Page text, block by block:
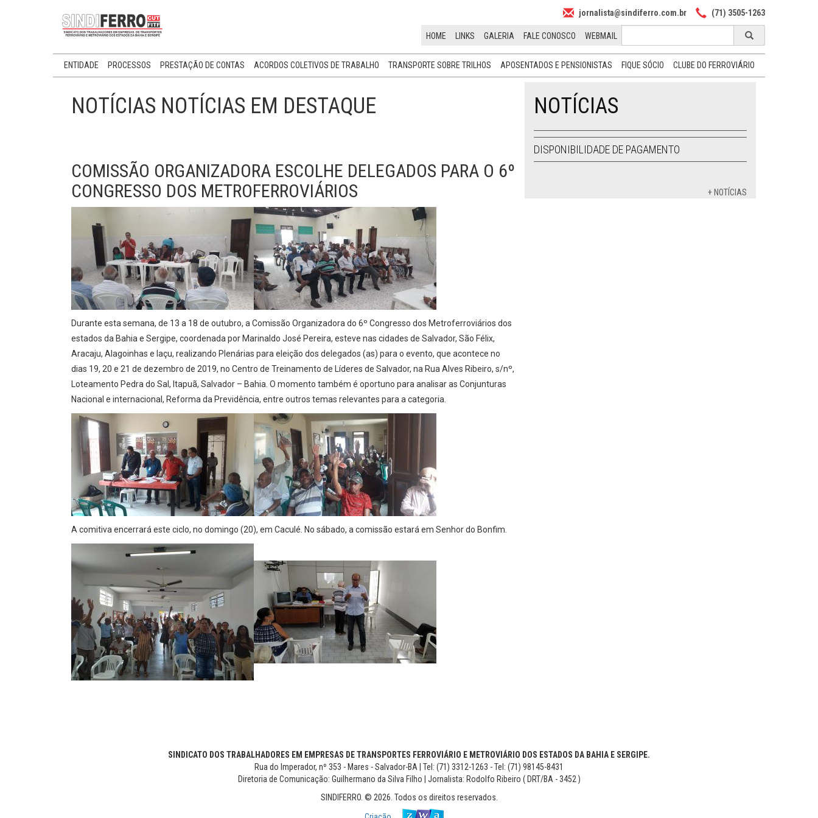
jornalista@sindiferro.com.br (71) 3505-1263
HOME LINKS GALERIA FALE CONOSCO WEBMAIL
ENTIDADE PROCESSOS PRESTAÇÃO DE CONTAS ACORDOS COLETIVOS DE TRABALHO TRANSPORTE SOBRE TRILHOS APOSENTADOS E PENSIONISTAS FIQUE SÓCIO CLUBE DO FERROVIÁRIO
NOTÍCIAS NOTÍCIAS EM DESTAQUE
COMISSÃO ORGANIZADORA ESCOLHE DELEGADOS PARA O 6º
CONGRESSO DOS METROFERROVIÁRIOS
Durante esta semana, de 13 a 18 de outubro, a Comissão Organizadora do 6º Congresso dos Metroferroviários dos
estados da Bahia e Sergipe, coordenada por Marinaldo José Pereira, esteve nas cidades de Salvador, São Félix,
Aracaju, Alagoinhas e Iaçu, realizando Plenárias para eleição dos delegados (as) para o evento, que acontece no
dias 19, 20 e 21 de dezembro de 2019, no Centro de Treinamento de Líderes de Salvador, na Rua Alves Ribeiro, s/nº,
Loteamento Pedra do Sal, Itapuã, Salvador – Bahia. O momento também é oportuno para analisar as Conjunturas
Nacional e internacional, Reforma da Previdência, entre outros temas relevantes para a categoria.
A comitiva encerrará este ciclo, no domingo (20), em Caculé. No sábado, a comissão estará em Senhor do Bonfim.
NOTÍCIAS
DISPONIBILIDADE DE PAGAMENTO
+ NOTÍCIAS
SINDICATO DOS TRABALHADORES EM EMPRESAS DE TRANSPORTES FERROVIÁRIO E METROVIÁRIO DOS ESTADOS DA BAHIA E SERGIPE.
Rua do Imperador, nº 353 - Mares - Salvador-BA | Tel: (71) 3312-1263 - Tel: (71) 98145-8431
Diretoria de Comunicação: Guilhermano da Silva Filho | Jornalista: Rodolfo Ribeiro ( DRT/BA - 3452 )
SINDIFERRO. © 2026. Todos os direitos reservados.